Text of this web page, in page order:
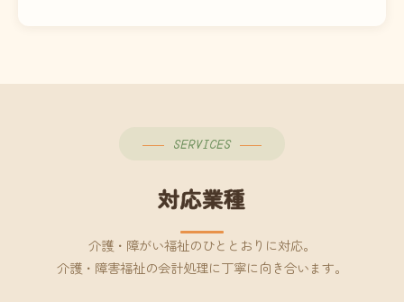
SERVICES
対応業種
介護・障がい福祉のひととおりに対応。
介護・障害福祉の会計処理に丁寧に向き合います。